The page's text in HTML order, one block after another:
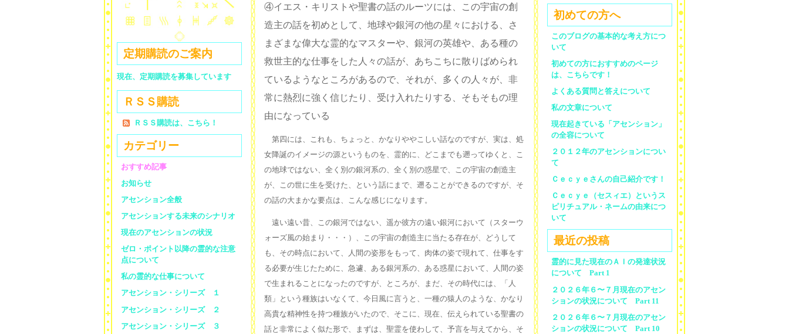
④イエス・キリストや聖書の話のルーツには、この宇宙の創
造主の話を初めとして、地球や銀河の他の星々における、さ
まざまな偉大な霊的なマスターや、銀河の英雄や、ある種の
救世主的な仕事をした人々の話が、あちこちに散りばめられ
ているようなところがあるので、それが、多くの人々が、非
常に熱烈に強く信じたり、受け入れたりする、そもそもの理
由になっている
第四には、これも、ちょっと、かなりややこしい話なのですが、実は、処
女降誕のイメージの源というものを、霊的に、どこまでも遡ってゆくと、こ
の地球ではない、全く別の銀河系の、全く別の惑星で、この宇宙の創造主
が、この世に生を受けた、という話にまで、遡ることができるのですが、そ
の話の大まかな要点は、こんな感じになります。
遠い遠い昔、この銀河ではない、遥か彼方の遠い銀河において（スターウ
ォーズ風の始まり・・・）、この宇宙の創造主に当たる存在が、どうして
も、その時点において、人間の姿形をもって、肉体の姿で現れて、仕事をす
る必要が生じたために、急遽、ある銀河系の、ある惑星において、人間の姿
で生まれることになったのですが、ところが、まだ、その時代には、「人
類」という種族はいなくて、今日風に言うと、一種の猿人のような、かなり
高貴な精神性を持つ種族がいたので、そこに、現在、伝えられている聖書の
話と非常によく似た形で、まずは、聖霊を使わして、予言を与えてから、そ
初めての方へ
このブログの基本的な考え方につ
いて
初めての方におすすめのページ
は、こちらです！
よくある質問と答えについて
私の文章について
現在起きている「アセンション」
の全容について
２０１２年のアセンションについ
て
Ｃｅｃｙｅさんの自己紹介です！
Ｃｅｃｙｅ（セスィエ）というス
ピリチュアル・ネームの由来につ
いて
最近の投稿
霊的に見た現在のＡＩの発達状況
について Part 1
２０２６年６〜７月現在のアセン
ションの状況について Part 11
２０２６年６〜７月現在のアセン
ションの状況について Part 10
定期購読のご案内
現在、定期購読を募集しています
ＲＳＳ購読
ＲＳＳ購読は、こちら！
カテゴリー
おすすめ記事
お知らせ
アセンション全般
アセンションする未来のシナリオ
現在のアセンションの状況
ゼロ・ポイント以降の霊的な注意
点について
私の霊的な仕事について
アセンション・シリーズ １
アセンション・シリーズ ２
アセンション・シリーズ ３